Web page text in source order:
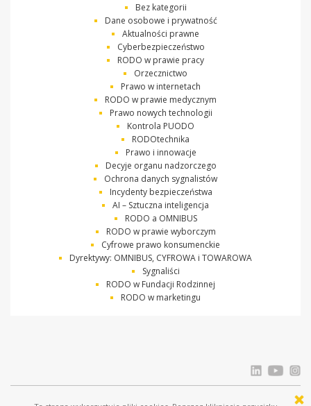
Bez kategorii
Dane osobowe i prywatność
Aktualności prawne
Cyberbezpieczeństwo
RODO w prawie pracy
Orzecznictwo
Prawo w internetach
RODO w prawie medycznym
Prawo nowych technologii
Kontrola PUODO
RODOtechnika
Prawo i innowacje
Decyje organu nadzorczego
Ochrona danych sygnalistów
Incydenty bezpieczeństwa
AI – Sztuczna inteligencja
RODO a OMNIBUS
RODO w prawie wyborczym
Cyfrowe prawo konsumenckie
Dyrektywy: OMNIBUS, CYFROWA i TOWAROWA
Sygnaliści
RODO w Fundacji Rodzinnej
RODO w marketingu